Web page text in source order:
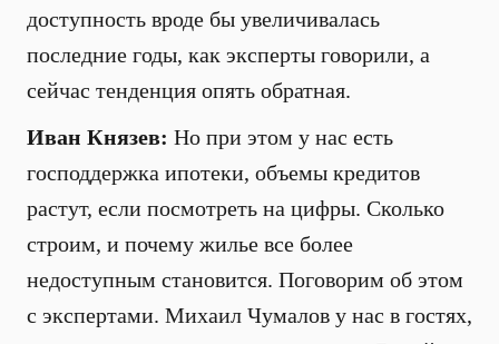
доступность вроде бы увеличивалась
последние годы, как эксперты говорили, а
сейчас тенденция опять обратная.
Иван Князев: Но при этом у нас есть
господдержка ипотеки, объемы кредитов
растут, если посмотреть на цифры. Сколько
строим, и почему жилье все более
недоступным становится. Поговорим об этом
с экспертами. Михаил Чумалов у нас в гостях,